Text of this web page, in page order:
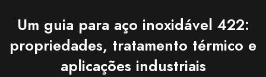
Um guia para aço inoxidável 422:
propriedades, tratamento térmico e
aplicações industriais